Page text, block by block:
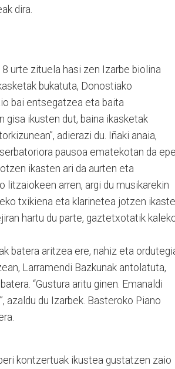
dira.
urte zituela hasi zen Izarbe biolina
bukatuta, Donostiako
bai entsegatzea eta baita
gisa ikusten dut, baina ikasketak
adierazi du. Iñaki anaia,
pausoa ematekotan da epe
ikasten ari da aurten eta
arren, argi du musikarekin
txikiena eta klarinetea jotzen
hartu du parte, gaztetxotatik
batera aritzea ere, nahiz eta
Larramendi Bazkunak antolatuta,
“Gustura aritu ginen. Emanaldi
azaldu du Izarbek. Basteroko Piano
kontzertuak ikustea gustatzen zaio